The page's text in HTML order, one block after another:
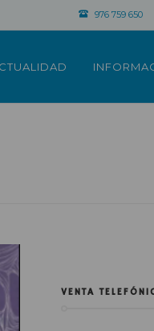
976 759 650
VENTA